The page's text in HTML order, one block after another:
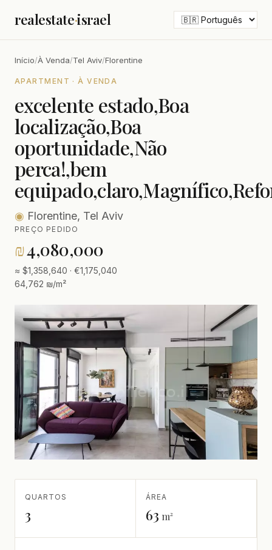
realestate·israel
Início/À Venda/Tel Aviv/Florentine
APARTMENT · À VENDA
excelente estado,Boa
localização,Boa
oportunidade,Não
perca!,bem
◉ Florentine, Tel Aviv
PREÇO PEDIDO
₪4,080,000
≈ $1,358,640 · €1,175,040
64,762 ₪/m²
QUARTOS
3
ÁREA
63 m²